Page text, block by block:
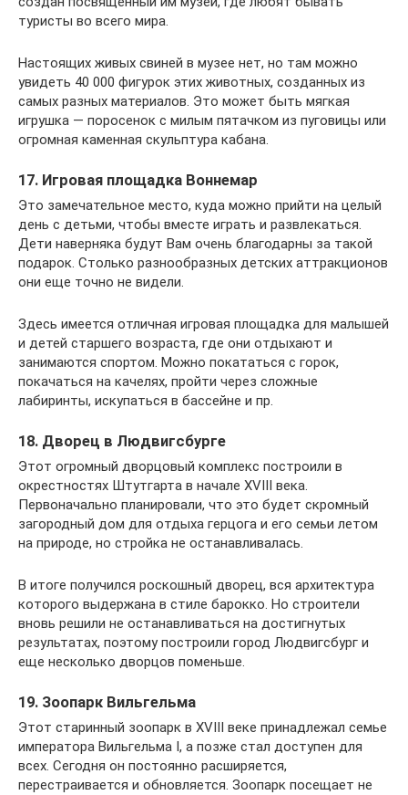
туристы во всего мира.
Настоящих живых свиней в музее нет, но там можно
увидеть 40 000 фигурок этих животных, созданных из
самых разных материалов. Это может быть мягкая
игрушка — поросенок с милым пятачком из пуговицы или
огромная каменная скульптура кабана.
17. Игровая площадка Воннемар
Это замечательное место, куда можно прийти на целый
день с детьми, чтобы вместе играть и развлекаться.
Дети наверняка будут Вам очень благодарны за такой
подарок. Столько разнообразных детских аттракционов
они еще точно не видели.
Здесь имеется отличная игровая площадка для малышей
и детей старшего возраста, где они отдыхают и
занимаются спортом. Можно покататься с горок,
покачаться на качелях, пройти через сложные
лабиринты, искупаться в бассейне и пр.
18. Дворец в Людвигсбурге
Этот огромный дворцовый комплекс построили в
окрестностях Штутгарта в начале XVIII века.
Первоначально планировали, что это будет скромный
загородный дом для отдыха герцога и его семьи летом
на природе, но стройка не останавливалась.
В итоге получился роскошный дворец, вся архитектура
которого выдержана в стиле барокко. Но строители
вновь решили не останавливаться на достигнутых
результатах, поэтому построили город Людвигсбург и
еще несколько дворцов поменьше.
19. Зоопарк Вильгельма
Этот старинный зоопарк в XVIII веке принадлежал семье
императора Вильгельма I, а позже стал доступен для
всех. Сегодня он постоянно расширяется,
перестраивается и обновляется. Зоопарк посещает не